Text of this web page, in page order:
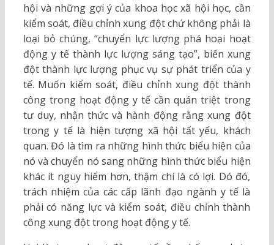
hội và những gợi ý của khoa học xã hội học, cần
kiểm soát, điều chỉnh xung đột chứ không phải là
loại bỏ chúng, “chuyển lực lượng phá hoại hoạt
động y tế thành lực lượng sáng tạo”, biến xung
đột thành lực lượng phục vụ sự phát triển của y
tế. Muốn kiểm soát, điều chỉnh xung đột thành
công trong hoạt động y tế cần quán triệt trong
tư duy, nhận thức và hành động rằng xung đột
trong y tế là hiện tượng xã hội tất yếu, khách
quan. Đó là tìm ra những hình thức biểu hiện của
nó và chuyển nó sang những hình thức biểu hiện
khác ít nguy hiểm hơn, thậm chí là có lợi. Dó đó,
trách nhiệm của các cấp lãnh đạo ngành y tế là
phải có năng lực và kiểm soát, điều chỉnh thành
công xung đột trong hoạt động y tế.